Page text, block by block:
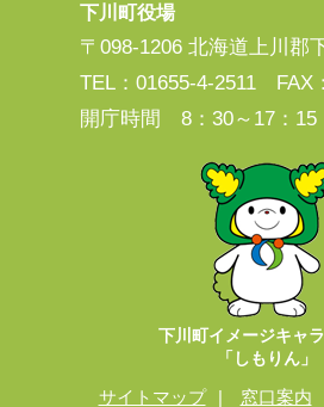
下川町役場
〒098-1206 北海道上川郡
TEL：01655-4-2511 FAX
開庁時間 8：30～17：15
下川町イメージキャ
「しもりん」
サイトマップ 窓口案内